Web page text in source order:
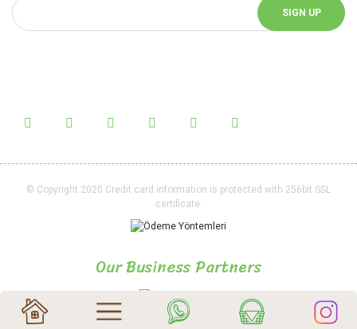
SIGN UP
© Copyright 2020 Credit card information is protected with 256bit SSL
certificate.
Our Business Partners